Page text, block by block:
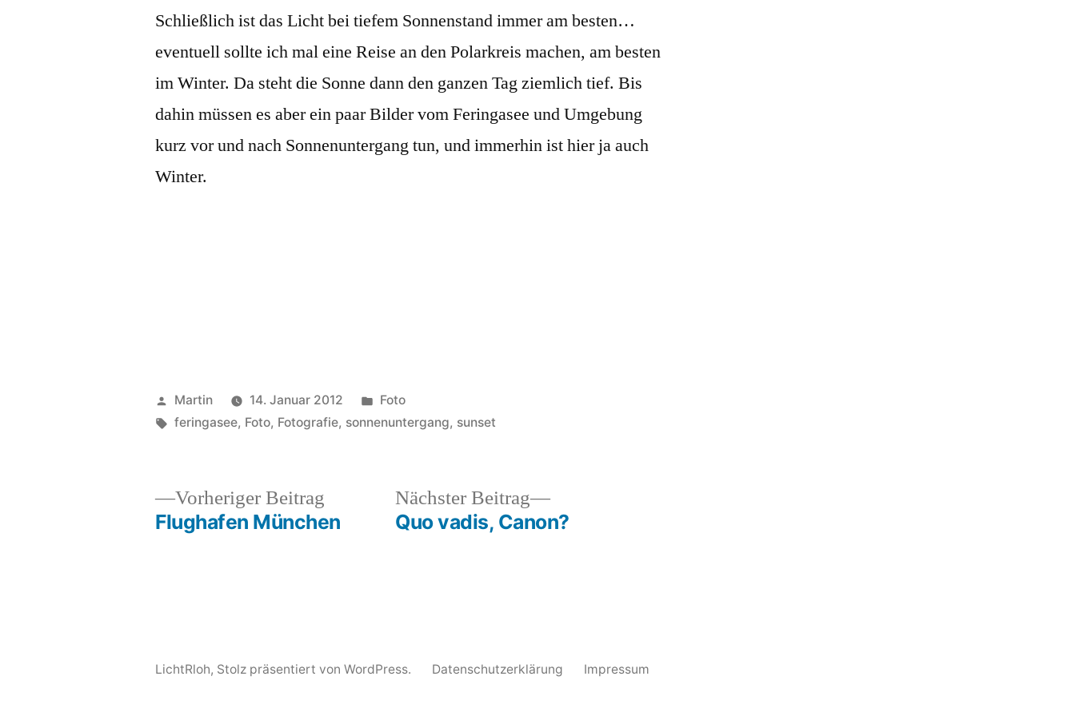
Schließlich ist das Licht bei tiefem Sonnenstand immer am besten…
eventuell sollte ich mal eine Reise an den Polarkreis machen, am besten
im Winter. Da steht die Sonne dann den ganzen Tag ziemlich tief. Bis
dahin müssen es aber ein paar Bilder vom Feringasee und Umgebung
kurz vor und nach Sonnenuntergang tun, und immerhin ist hier ja auch
Winter.
Veröffentlicht
von
Martin 14. Januar 2012
Veröffentlicht
unter
Foto
Schlagwörter:
feringasee, Foto, Fotografie, sonnenuntergang, sunset
Beitragsnavigation
Vorheriger Beitrag Vorheriger
Beitrag:
Flughafen München
Nächster Beitrag
Nächster
Beitrag:
Quo vadis, Canon?
LichtRloh, Stolz präsentiert von WordPress. Datenschutzerklärung Impressum